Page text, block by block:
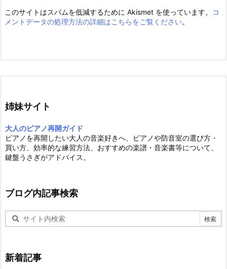
このサイトはスパムを低減するために Akismet を使っています。
コ
メントデータの処理方法の詳細はこちらをご覧ください。
姉妹サイト
大人のピアノ再開ガイド
ピアノを再開したい大人の音楽好きへ、ピアノや防音室の選び方・
買い方、効率的な練習方法、おすすめの楽譜・音楽書等について、
鍵盤うさぎがアドバイス。
ブログ内記事検索
新着記事